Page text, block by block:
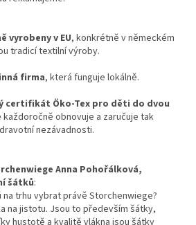
vyrobeny v EU, konkrétně v německém
tradicí textilní výroby.
firma, která funguje lokálně.
certifikát Öko-Tex pro děti do dvou
obnovuje a zaručuje tak
nezávadnosti.
Anna Pohořálková,
šátků:
trhu vybrat právě Storchenwiege?
na jistotu. Jsou to především šátky,